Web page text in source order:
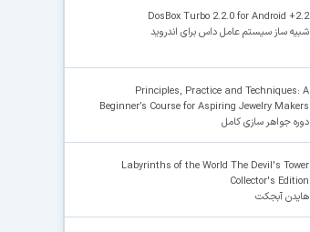
DosBox Turbo 2.2.0 for Android +2.2
شبیه ساز سیستم عامل داس برای اندروید
Principles, Practice and Techniques: A
Beginner’s Course for Aspiring Jewelry Makers
دوره جواهر سازی کامل
Labyrinths of the World The Devil's Tower
Collector's Edition
هایدن آبجکت